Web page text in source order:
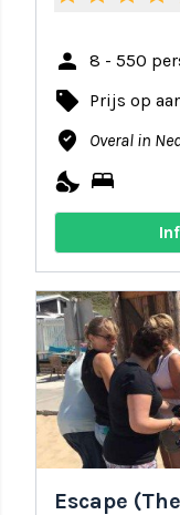
person 8 - 550
local_offer Prijs op
where_to_vote Overal in
nights_stay bed
Escape